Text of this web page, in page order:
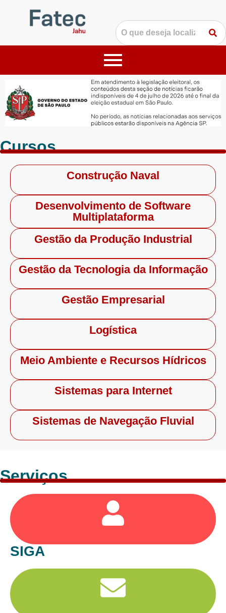
Cursos
Construção Naval
Desenvolvimento de Software
Multiplataforma
Gestão da Produção Industrial
Gestão da Tecnologia da Informação
Gestão Empresarial
Logística
Meio Ambiente e Recursos Hídricos
Sistemas para Internet
Sistemas de Navegação Fluvial
Serviços
SIGA